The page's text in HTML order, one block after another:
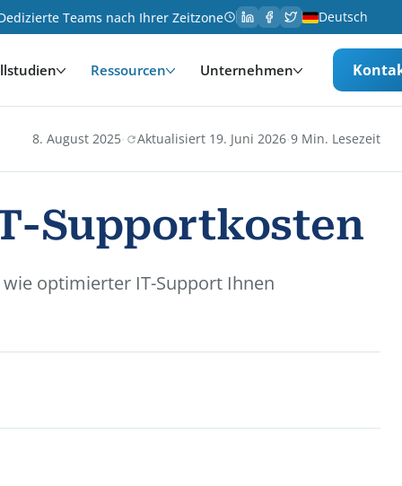
Teams nach Ihrer Zeitzone Deutsch
Ressourcen Unternehmen
8. August 2025· Aktualisiert 19. Juni 2026·9 Min. Lesezeit
Supportkosten
optimierter IT-Support Ihnen